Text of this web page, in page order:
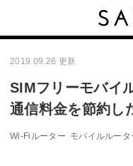
2019.09.26 更新
SIMフリーモバイ
通信料金を節約し
Wi-Fiルーター モバイルルータ